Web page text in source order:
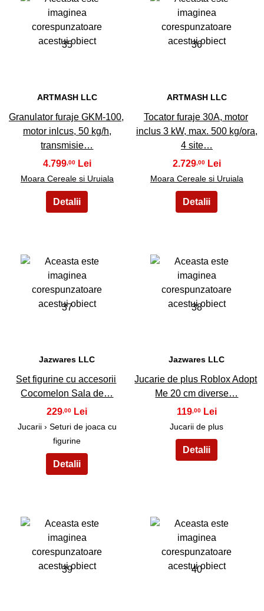
35
ARTMASH LLC
Granulator furaje GKM-100,
motor inlcus, 50 kg/h,
transmisie…
4.799,00
Moara Cereale si Uruiala
36
ARTMASH LLC
Tocator furaje 30A, motor
inclus 3 kW, max. 500 kg/ora,
4 site…
2.729,00
Moara Cereale si Uruiala
37
Jazwares LLC
Set figurine cu accesorii
Cocomelon Sala de…
229 ,00
Jucarii › Seturi de joaca cu
figurine
38
Jazwares LLC
Jucarie de plus Roblox Adopt
Me 20 cm diverse…
119,00
Jucarii de plus
39 40